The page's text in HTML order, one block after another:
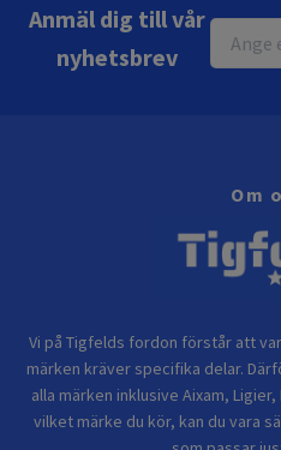
Anmäl dig till vår
nyhetsbrev
Om
Vi på Tigfelds fordon förstår att
märken kräver specifika delar.
alla märken inklusive Aixam,
vilket märke du kör, kan du vara